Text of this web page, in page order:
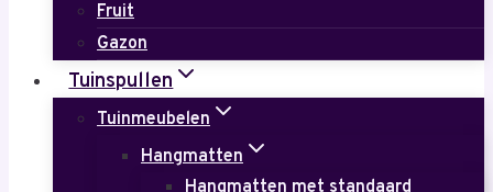
Fruit
Gazon
Tuinspullen
Tuinmeubelen
Hangmatten
Hangmatten met standaard